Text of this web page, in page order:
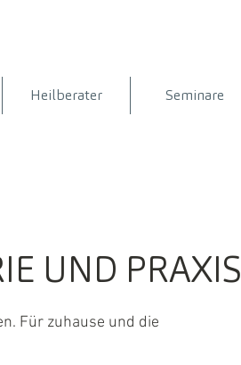
Heilberater Seminare
UND PRAXIS
Für zuhause und die